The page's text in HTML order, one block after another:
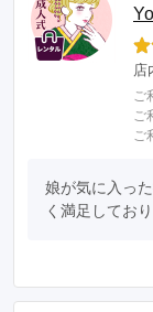
店
ご
ご
ご
娘が気に入っ
く満足しており